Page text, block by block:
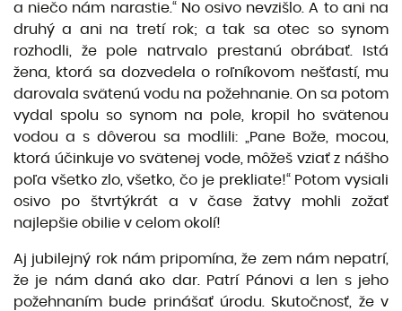
a niečo nám narastie.“ No osivo nevzišlo. A to ani na
druhý a ani na tretí rok; a tak sa otec so synom
rozhodli, že pole natrvalo prestanú obrábať. Istá
žena, ktorá sa dozvedela o roľníkovom nešťastí, mu
darovala svätenú vodu na požehnanie. On sa potom
vydal spolu so synom na pole, kropil ho svätenou
vodou a s dôverou sa modlili: „Pane Bože, mocou,
ktorá účinkuje vo svätenej vode, môžeš vziať z nášho
poľa všetko zlo, všetko, čo je prekliate!“ Potom vysiali
osivo po štvrtýkrát a v čase žatvy mohli zožať
najlepšie obilie v celom okolí!
Aj jubilejný rok nám pripomína, že zem nám nepatrí,
že je nám daná ako dar. Patrí Pánovi a len s jeho
požehnaním bude prinášať úrodu. Skutočnosť, že v